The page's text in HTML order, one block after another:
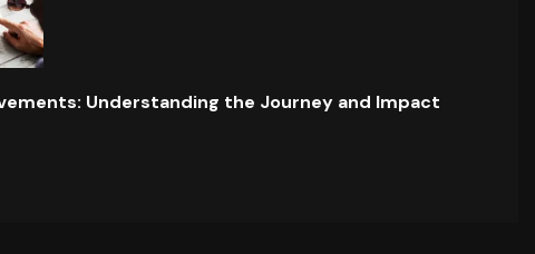
Understanding the Journey and Impact